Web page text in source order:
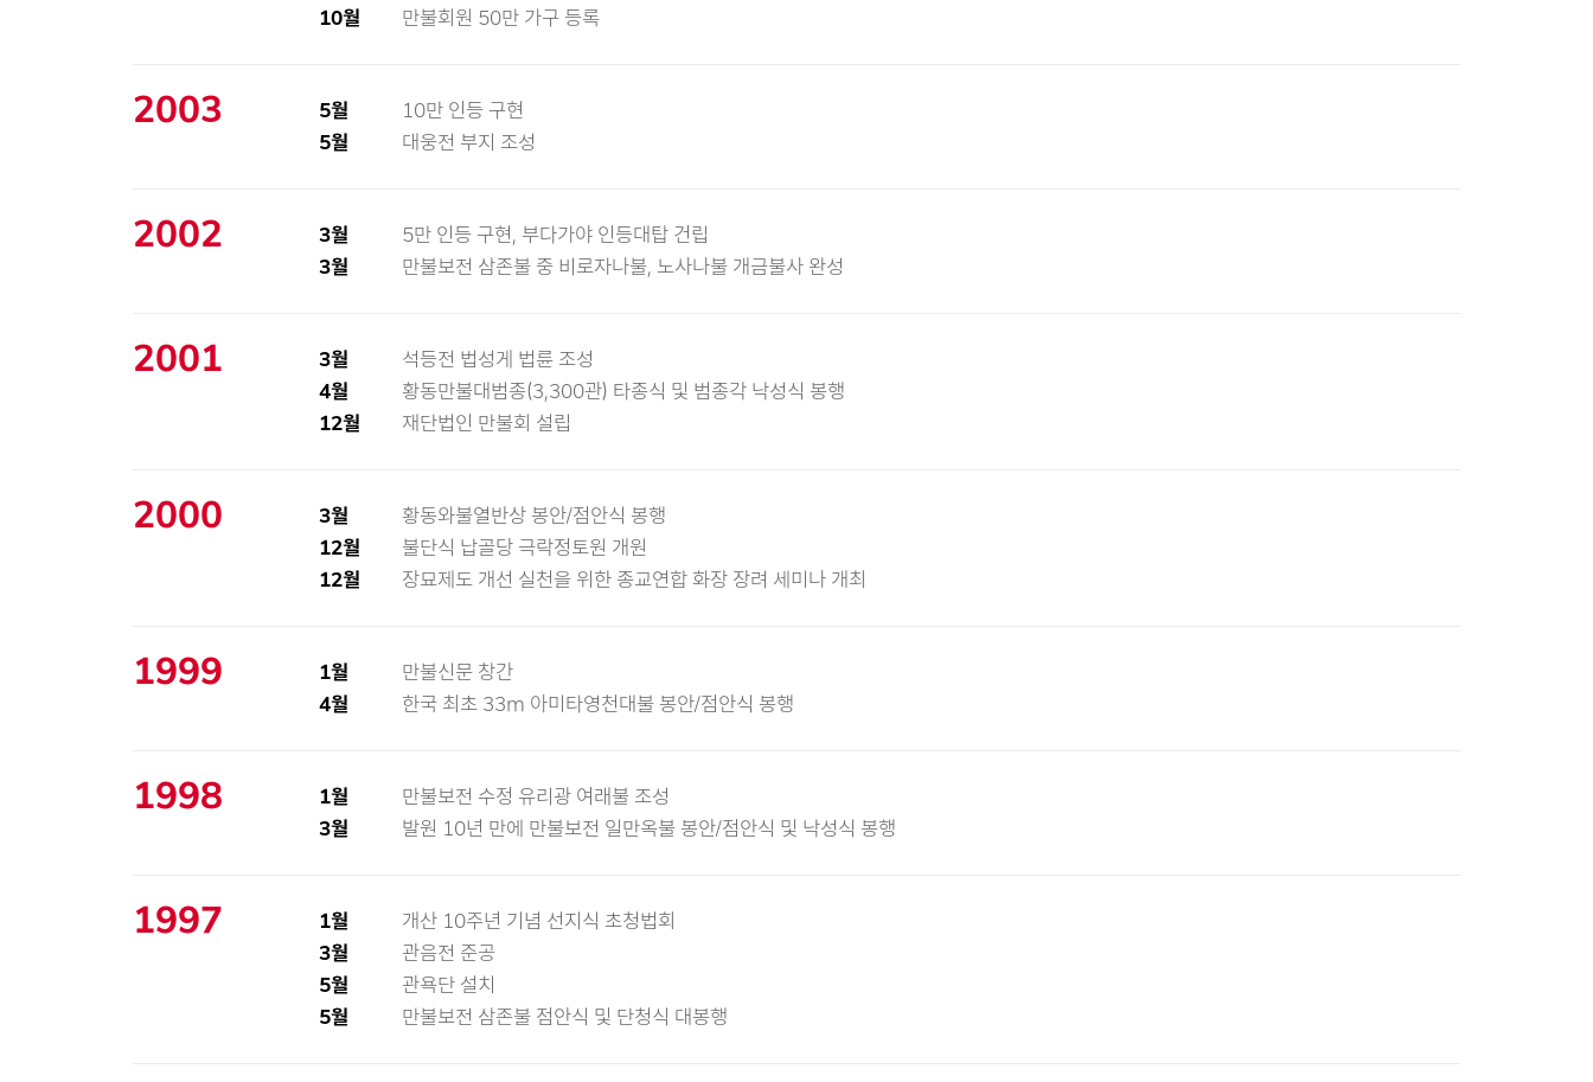
10월
만불회원 50만 가구 등록
2003 5월
10만 인등 구현
5월
대웅전 부지 조성
2002 3월
5만 인등 구현, 부다가야 인등대탑 건립
3월
만불보전 삼존불 중 비로자나불, 노사나불 개금불사 완성
2001 3월
석등전 법성게 법륜 조성
4월
황동만불대범종(3,300관) 타종식 및 범종각 낙성식 봉행
12월
재단법인 만불회 설립
2000 3월
황동와불열반상 봉안/점안식 봉행
12월
불단식 납골당 극락정토원 개원
12월
장묘제도 개선 실천을 위한 종교연합 화장 장려 세미나 개최
1999 1월
만불신문 창간
4월
한국 최초 33m 아미타영천대불 봉안/점안식 봉행
1998 1월
만불보전 수정 유리광 여래불 조성
3월
발원 10년 만에 만불보전 일만옥불 봉안/점안식 및 낙성식 봉행
1997 1월
개산 10주년 기념 선지식 초청법회
3월
관음전 준공
5월
관욕단 설치
5월
만불보전 삼존불 점안식 및 단청식 대봉행